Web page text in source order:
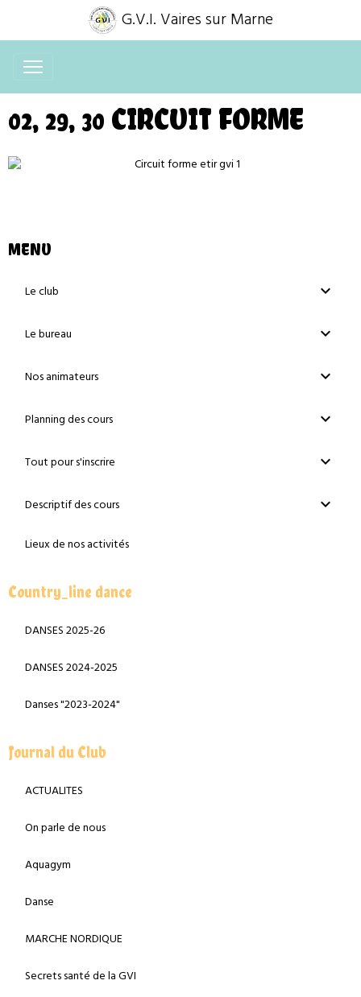
G.V.I. Vaires sur Marne
02, 29, 30 CIRCUIT FORME
MENU
Le club
Le bureau
Nos animateurs
Planning des cours
Tout pour s'inscrire
Descriptif des cours
Lieux de nos activités
Country_line dance
DANSES 2025-26
DANSES 2024-2025
Danses "2023-2024"
Journal du Club
ACTUALITES
On parle de nous
Aquagym
Danse
MARCHE NORDIQUE
Secrets santé de la GVI